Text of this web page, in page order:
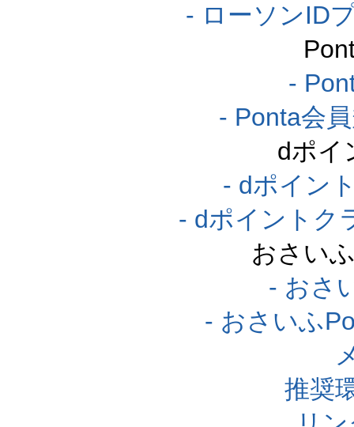
- ローソンID
-
- Ponta会
dポイ
- dポイン
- dポイントク
おさい
- おさ
- おさいふ
推奨